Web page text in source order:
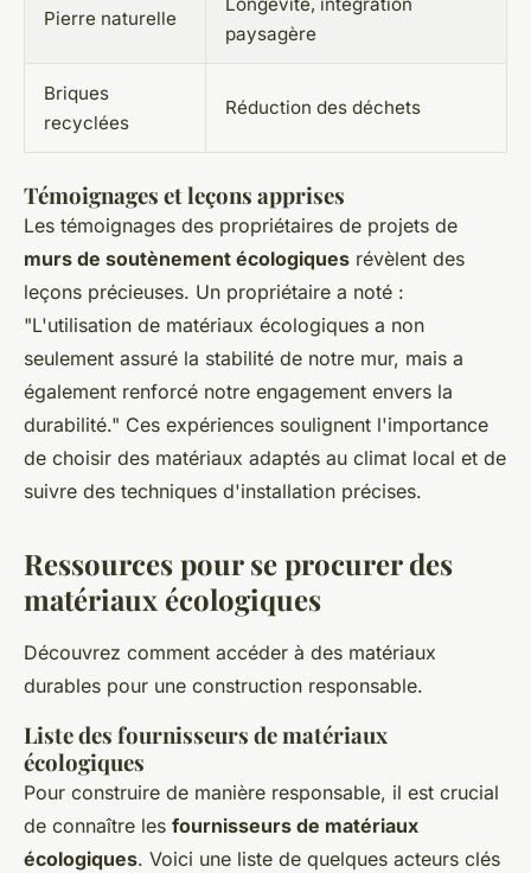
Pierre naturelle
Longévité, intégration
paysagère
Briques
recyclées
Réduction des déchets
Témoignages et leçons apprises
Les témoignages des propriétaires de projets de
murs de soutènement écologiques révèlent des
leçons précieuses. Un propriétaire a noté :
"L'utilisation de matériaux écologiques a non
seulement assuré la stabilité de notre mur, mais a
également renforcé notre engagement envers la
durabilité." Ces expériences soulignent l'importance
de choisir des matériaux adaptés au climat local et de
suivre des techniques d'installation précises.
Ressources pour se procurer des
matériaux écologiques
Découvrez comment accéder à des matériaux
durables pour une construction responsable.
Liste des fournisseurs de matériaux
écologiques
Pour construire de manière responsable, il est crucial
de connaître les fournisseurs de matériaux
écologiques. Voici une liste de quelques acteurs clés